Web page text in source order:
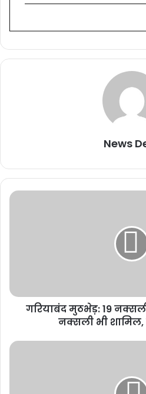
News
गरियाबंद मुठभेड़: 19
नक्सली भी शामिल,